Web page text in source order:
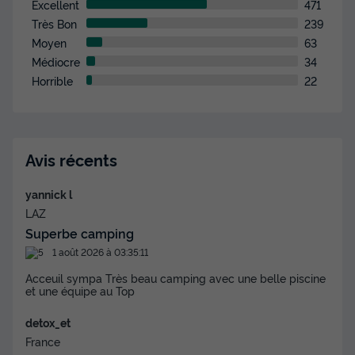
336 € -23%
d'économie
MOBILHOME 6 personnes - Mobil-home |
Comfort | 3 Ch. | 6 Pers. | Terrasse simple
Annulation gratuite
Surface
30m²
Excellent
471
Très Bon
239
Moyen
63
Médiocre
34
Horrible
22
Avis récents
yannick l
LAZ
Superbe camping
1 août 2026 à 03:35:11
Acceuil sympa Très beau camping avec une belle piscine
et une équipe au Top
detox_et
France